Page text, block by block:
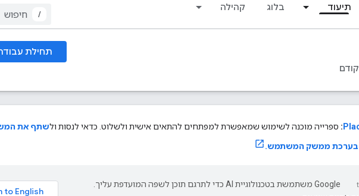
תיעוד בלוג קהילה
/
תחילת
: ספרייה מוכנה לשימוש שמאפשרת למפתחים להתאים אישית ולשלוט. כדאי לנסות ולשתף את
בערכת ממשק המשתמש.
‫Google משתמשת בטכנולוגיית AI כדי לתרגם תוכן לשפה המועדפת עליך.